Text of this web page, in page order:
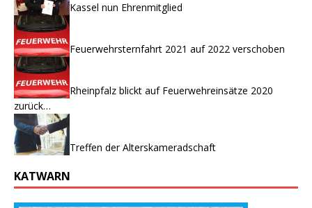
Kassel nun Ehrenmitglied
Feuerwehrsternfahrt 2021 auf 2022 verschoben
Rheinpfalz blickt auf Feuerwehreinsätze 2020
zurück…
Treffen der Alterskameradschaft
KATWARN